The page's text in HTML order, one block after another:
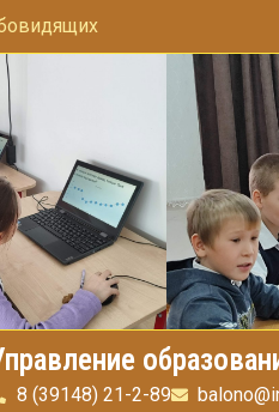
8 (39148) 21-2-89